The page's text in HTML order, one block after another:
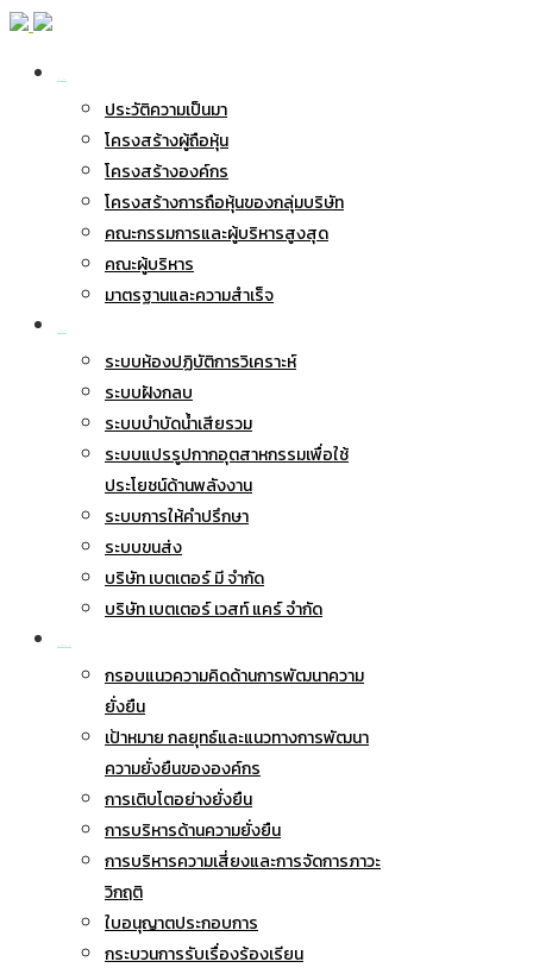
ประวัติความเป็นมา
โครงสร้างผู้ถือหุ้น
โครงสร้างองค์กร
โครงสร้างการถือหุ้นของกลุ่มบริษัท
คณะกรรมการและผู้บริหารสูงสุด
คณะผู้บริหาร
มาตรฐานและความสำเร็จ
ระบบห้องปฏิบัติการวิเคราะห์
ระบบฝังกลบ
ระบบบำบัดน้ำเสียรวม
ระบบแปรรูปกากอุตสาหกรรมเพื่อใช้
ประโยชน์ด้านพลังงาน
ระบบการให้คำปรึกษา
ระบบขนส่ง
บริษัท เบตเตอร์ มี จำกัด
บริษัท เบตเตอร์ เวสท์ แคร์ จำกัด
กรอบแนวความคิดด้านการพัฒนาความ
ยั่งยืน
เป้าหมาย กลยุทธ์และแนวทางการพัฒนา
ความยั่งยืนขององค์กร
การเติบโตอย่างยั่งยืน
การบริหารด้านความยั่งยืน
การบริหารความเสี่ยงและการจัดการภาวะ
วิกฤติ
ใบอนุญาตประกอบการ
กระบวนการรับเรื่องร้องเรียน